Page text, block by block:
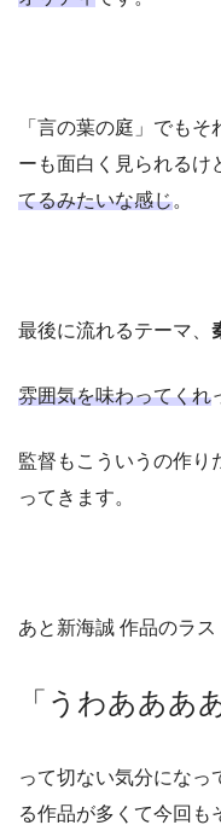
「言の葉の庭」でも
ーも面白く見られるけ
てるみたいな感じ。
最後に流れるテーマ、
雰囲気を味わってくれ
監督もこういうの作り
ってきます。
あと新海誠 作品のラ
「うわあああ
って切ない気分になっ
る作品が多くて今回も